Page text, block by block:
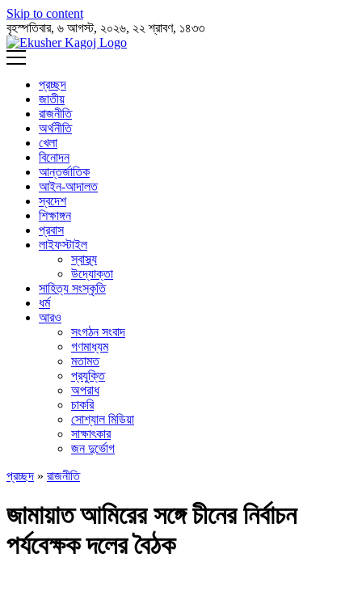
Skip to content
বৃহস্পতিবার, ৬ আগস্ট, ২০২৬, ২২ শ্রাবণ, ১৪৩৩
প্রচ্ছদ
জাতীয়
রাজনীতি
অর্থনীতি
খেলা
বিনোদন
আন্তর্জাতিক
আইন-আদালত
স্বদেশ
শিক্ষাঙ্গন
প্রবাস
লাইফস্টাইল
স্বাস্থ্য
উদ্যোক্তা
সাহিত্য সংস্কৃতি
ধর্ম
আরও
সংগঠন সংবাদ
গণমাধ্যম
মতামত
প্রযুক্তি
অপরাধ
চাকরি
সোশ্যাল মিডিয়া
সাক্ষাৎকার
জন দুর্ভোগ
প্রচ্ছদ » রাজনীতি
জামায়াত আমিরের সঙ্গে চীনের নির্বাচন
পর্যবেক্ষক দলের বৈঠক